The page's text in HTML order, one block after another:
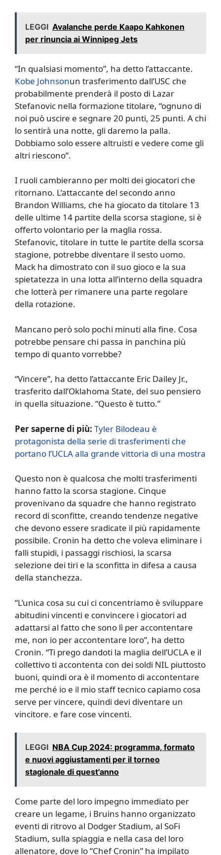
LEGGI Avalanche perde Kaapo Kahkonen
per rinuncia ai Winnipeg Jets
“In qualsiasi momento”, ha detto l’attaccante.
Kobe Johnsonun trasferimento dall’USC che
probabilmente prenderà il posto di Lazar
Stefanovic nella formazione titolare, “ognuno di
noi può uscire e segnare 20 punti, 25 punti. A chi
lo sentirà una notte, gli daremo la palla.
Dobbiamo solo essere altruisti e vedere come gli
altri riescono”.
I ruoli cambieranno per molti dei giocatori che
ritornano. L’attaccante del secondo anno
Brandon Williams, che ha giocato da titolare 13
delle ultime 14 partite della scorsa stagione, si è
offerto volontario per la maglia rossa.
Stefanovic, titolare in tutte le partite della scorsa
stagione, potrebbe diventare il sesto uomo.
Mack ha dimostrato con il suo gioco e la sua
spietatezza in una lotta all’interno della squadra
che lotterà per rimanere una parte regolare
della rotazione.
Mancano però solo pochi minuti alla fine. Cosa
potrebbe pensare chi passa in panchina più
tempo di quanto vorrebbe?
“Vincere”, ha detto l’attaccante Eric Dailey Jr.,
trasferito dall’Oklahoma State, del suo pensiero
in quella situazione. “Questo è tutto.”
Per saperne di più: Tyler Bilodeau è
protagonista della serie di trasferimenti che
portano l’UCLA alla grande vittoria di una mostra
Questo non è qualcosa che molti trasferimenti
hanno fatto la scorsa stagione. Cinque
provenivano da squadre che hanno registrato
record di sconfitte, creando tendenze negative
che devono essere sradicate il più rapidamente
possibile. Cronin ha detto che voleva eliminare i
falli stupidi, i passaggi rischiosi, la scarsa
selezione dei tiri e la sconfitta in difesa a causa
della stanchezza.
“L’unica cosa su cui ci concentriamo è sviluppare
abitudini vincenti e convincere i giocatori ad
adattarsi al fatto che sono lì per accontentare
me, non io per accontentare loro”, ha detto
Cronin. “Ti prego dandoti la maglia dell’UCLA e il
collettivo ti accontenta con dei soldi NIL piuttosto
buoni, quindi ora è il momento di accontentare
me perché io e il mio staff tecnico capiamo cosa
serve per vincere, quindi devi diventare un
vincitore. e fare cose vincenti.
LEGGI NBA Cup 2024: programma, formato
e nuovi aggiustamenti per il torneo
stagionale di quest'anno
Come parte del loro impegno immediato per
creare un legame, i Bruins hanno organizzato
eventi di ritrovo al Dodger Stadium, al SoFi
Stadium, sulla spiaggia e nella casa del loro
allenatore, dove lo “Chef Cronin” ha impilato